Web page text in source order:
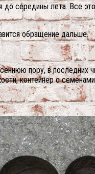
до середины лета. Все
обращение дальше.
пору, в
контейнер с